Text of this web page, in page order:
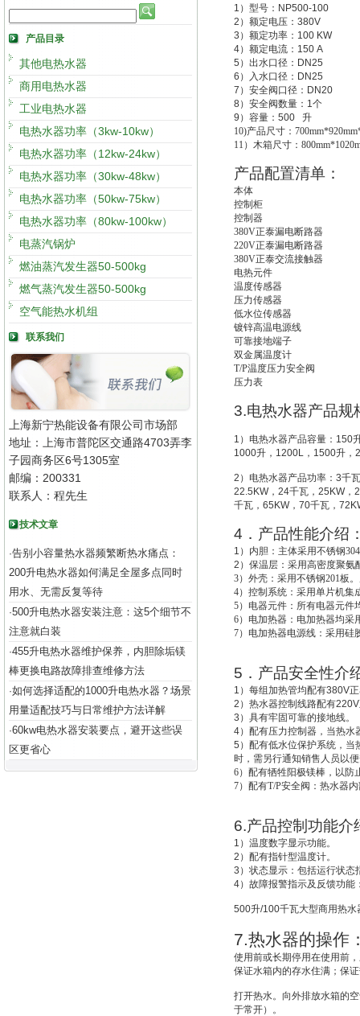
产品目录
其他电热水器
商用电热水器
工业电热水器
电热水器功率（3kw-10kw）
电热水器功率（12kw-24kw）
电热水器功率（30kw-48kw）
电热水器功率（50kw-75kw）
电热水器功率（80kw-100kw）
电蒸汽锅炉
燃油蒸汽发生器50-500kg
燃气蒸汽发生器50-500kg
空气能热水机组
联系我们
上海新宁热能设备有限公司市场部
地址：上海市普陀区交通路4703弄李
子园商务区6号1305室
邮编：200331
联系人：程先生
技术文章
·告别小容量热水器频繁断热水痛点：
200升电热水器如何满足全屋多点同时
用水、无需反复等待
·500升电热水器安装注意：这5个细节不
注意就白装
·455升电热水器维护保养，内胆除垢镁
棒更换电路故障排查维修方法
·如何选择适配的1000升电热水器？场景
用量适配技巧与日常维护方法详解
·60kw电热水器安装要点，避开这些误
区更省心
1 ）型号： NP500-100
2 ）额定电压： 380V
3 ）额定功率： 100 KW
4）额定电流： 150 A
5 ）出水口径： DN25
6 ）入水口径： DN25
7 ）安全阀口径： DN20
8）安全阀数量： 1个
9 ）容量： 500 升
10)产品尺寸：
11 ）木箱尺寸：
产品配置清单：
本体
控制柜
控制器
380V正泰漏电断路器
220V正泰漏电断路器
380V正泰交流接触器
电热元件
温度传感器
压力传感器
低水位传感器
镀锌高温电源线
可靠接地端子
双金属温度计
T/P温度压力安全阀
压力表
3.电热水器产品规
1 ）电热水器产品容量： 150
1000升 ， 1200L ， 1500升 ，
2 ）电热水器产品功率： 3千
22.5KW， 24千瓦， 25KW，
千瓦， 65KW， 70千瓦，
4 ．产品性能介绍
1 ） 内胆：主体采用不锈钢
2 ） 保温层：采用高密度聚氨
3）外壳：采用不锈钢201板
4）控制系统：采用单片机集
5）电器元件：所有电器元件
6）电加热器：电加热器均采
7）电加热器电源线：采用硅
5 ．产品安全性介
1 ）每组加热管均配有380V
2 ）热水器控制线路配有220V
3 ）具有牢固可靠的接地线。
4）配有压力控制器，当热水
5 ）配有低水位保护系统， 当
时，需另行通知销售人员以
6）配有牺牲阳极镁棒，以防
7）配有T/P安全阀：热水器
6.产品控制功能介
1 ）温度数字显示功能。
2 ）配有指针型温度计。
3 ）状态显示：包括运行状
4）故障报警指示及反馈功
500升/100千瓦大型商用热水
7.热水器的操作
使用前或长期停用在使用前
保证水箱内的存水住满；保
打开热水。向外排放水箱的
于常开）。